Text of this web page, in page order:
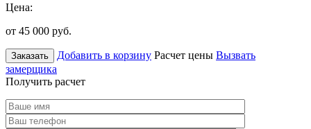
Цена:
от 45 000 руб.
Заказать Добавить в корзину Расчет цены Вызвать
замерщика
Получить расчет